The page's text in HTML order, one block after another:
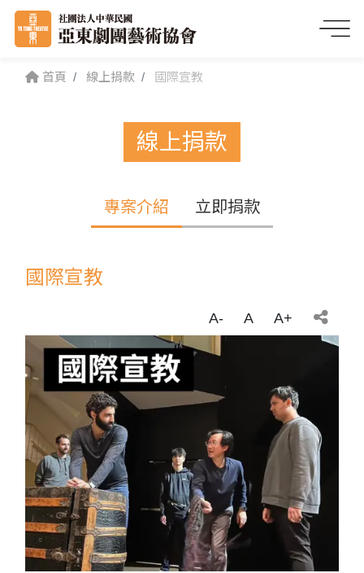
首頁 線上捐款 國際宣教
線上捐款
專案介紹 立即捐款
國際宣教
A- A A+